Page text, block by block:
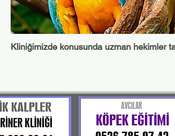
Kliniğimizde konusunda uzman hekimler